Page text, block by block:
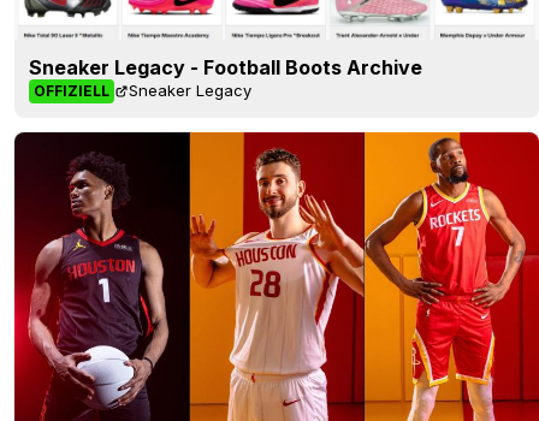
Sneaker Legacy - Football Boots Archive
OFFIZIELL Sneaker Legacy